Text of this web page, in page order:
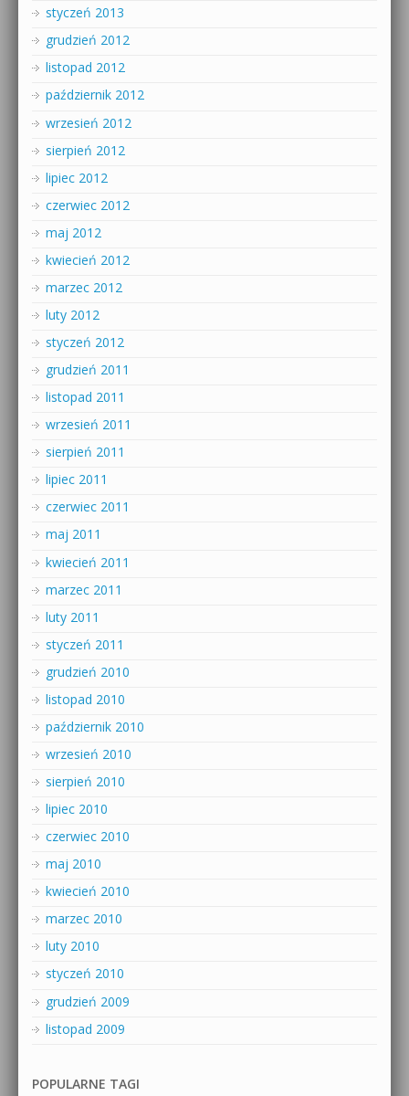
styczeń 2013
grudzień 2012
listopad 2012
październik 2012
wrzesień 2012
sierpień 2012
lipiec 2012
czerwiec 2012
maj 2012
kwiecień 2012
marzec 2012
luty 2012
styczeń 2012
grudzień 2011
listopad 2011
wrzesień 2011
sierpień 2011
lipiec 2011
czerwiec 2011
maj 2011
kwiecień 2011
marzec 2011
luty 2011
styczeń 2011
grudzień 2010
listopad 2010
październik 2010
wrzesień 2010
sierpień 2010
lipiec 2010
czerwiec 2010
maj 2010
kwiecień 2010
marzec 2010
luty 2010
styczeń 2010
grudzień 2009
listopad 2009
POPULARNE TAGI